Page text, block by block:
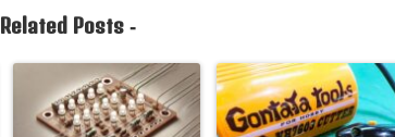
Related Posts-